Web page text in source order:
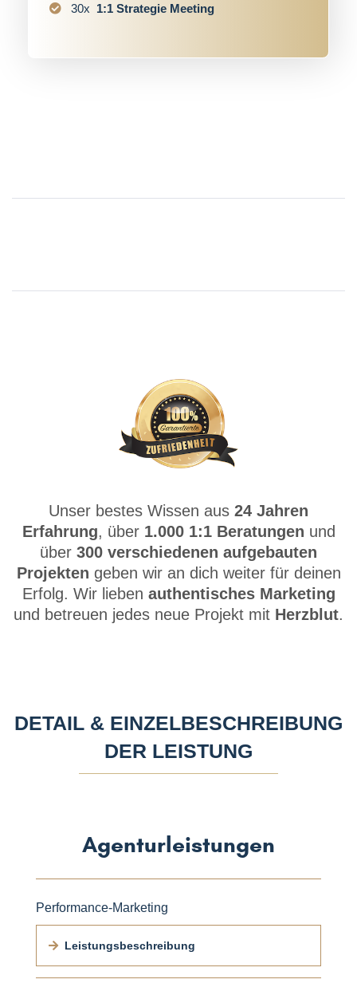
30x 1:1 Strategie Meeting
Unser bestes Wissen aus 24 Jahren
Erfahrung, über 1.000 1:1 Beratungen und
über 300 verschiedenen aufgebauten
Projekten geben wir an dich weiter für deinen
Erfolg. Wir lieben authentisches Marketing
und betreuen jedes neue Projekt mit Herzblut.
DETAIL & EINZELBESCHREIBUNG
DER LEISTUNG
Agenturleistungen
Performance-Marketing
Leistungsbeschreibung